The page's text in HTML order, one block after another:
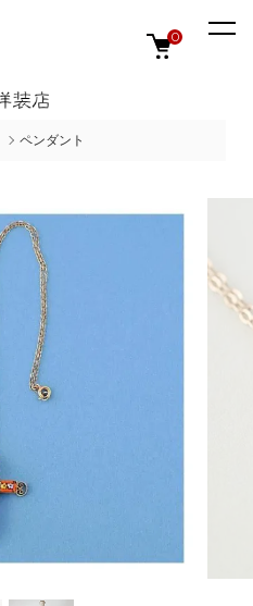
0
ペンダント